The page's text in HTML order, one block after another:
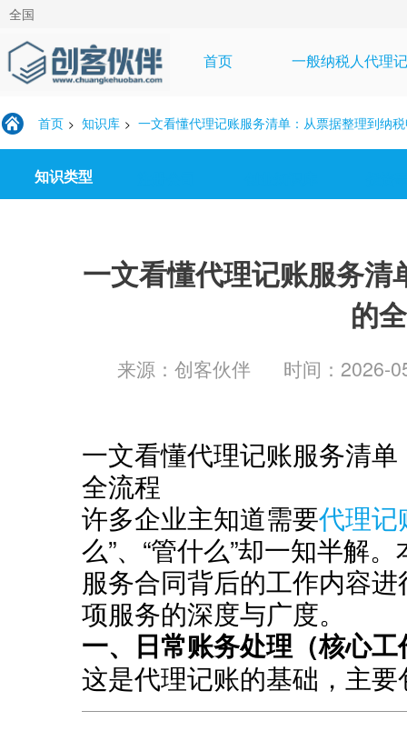
全国
首页 一般纳税人代理
首页 > 知识库 > 一文看懂代理记账服务清单：从票据整理到纳
知识类型
一文看懂代理记账服务
的
来源：创客伙伴 时间：2026-
一文看懂代理记账服务清
全流程
许多企业主知道需要代理记
么”、“管什么”却一知半解
服务合同背后的工作内容
项服务的深度与广度。
一、日常账务处理（核心工
这是代理记账的基础，主要